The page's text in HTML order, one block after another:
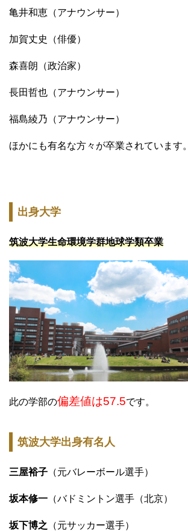
亀井和恵（アナウンサー）
加賀丈史（俳優）
森喜朗（政治家）
長田哲也（アナウンサー）
福島綾乃（アナウンサー）
ほかにも有名な方々が卒業されています。
出身大学
筑波大学生命環境学群地球学類卒業
此の学部の偏差値は57.5です。
筑波大学出身有名人
三屋裕子 （元バレーボール選手）
坂本修一 （バドミントン選手（北京）
坂下博之 （元サッカー選手）